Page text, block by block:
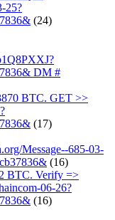
25?
(24)
DM #
BTC. GET >>
(17)
Message--685-03-
(16)
BTC. Verify =>
06-26?
(16)